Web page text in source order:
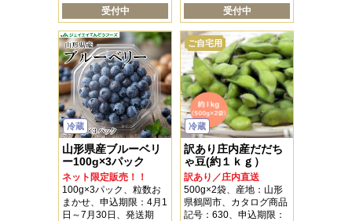
受付中
受付中
冷蔵
山形県産ブルーベリ
ー100g×3パック
ネット限定販売！！
100g×3パック、粒数お
まかせ、申込期限：4月1
日～7月30日、発送期
ご自宅用
冷蔵
訳あり庄内産だだち
ゃ豆(約１ｋｇ）
訳あり／庄内直送
500g×2袋、産地：山形
県鶴岡市、カタログ商品
記号：630、申込期限：